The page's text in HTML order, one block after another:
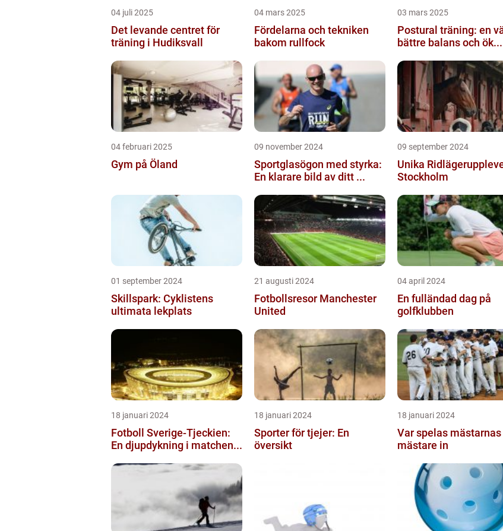
04 juli 2025
Det levande centret för
träning i Hudiksvall
04 mars 2025
Fördelarna och tekniken
bakom rullfock
03 mars 2025
Postural träning: en
bättre balans och ök...
04 februari 2025
Gym på Öland
09 november 2024
Sportglasögon med styrka:
En klarare bild av ditt ...
09 september 2024
Unika
Stockholm
01 september 2024
Skillspark: Cyklistens
ultimata lekplats
21 augusti 2024
Fotbollsresor Manchester
United
04 april 2024
En fulländad dag på
golfklubben
18 januari 2024
Fotboll Sverige-Tjeckien:
En djupdykning i matchen...
18 januari 2024
Sporter för tjejer: En
översikt
18 januari 2024
Var spelas mästarnas
mästare in